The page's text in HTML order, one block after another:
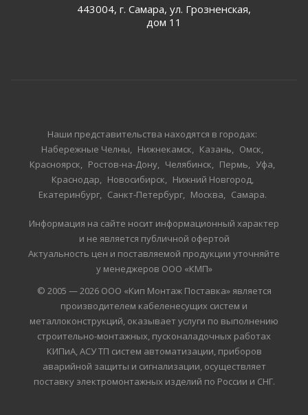
443004, г. Самара, ул. Грозненская,
дом 11
Наши представительства находятся в городах:
Набережные Челны
Нижнекамск Казань
Омск
Красноярск
Ростов-на-Дону Челябинск Пермь
Уфа
Краснодар
Новосибирск
Нижний Новгород
Екатеринбург
Санкт-Петербург Москва Самара
Информация на сайте носит информационный характер
и не является публичной офертой
Актуальность цен и поставляемой продукции уточняйте
у менеджеров ООО «КМП»
© 2005 — 2026 ООО «Кип Монтаж Поставка» является
производителем кабеленесущих систем и
металлоконструкций, оказывает услуги по выполнению
строительно-монтажных, пусконаладочных работах
КИПиА, АСУ ТП систем автоматизации, приборов
аварийной защиты и сигнализации, осуществляет
поставку электромонтажных изделий по России и СНГ.